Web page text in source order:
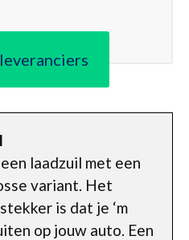
laadzuil met een
variant. Het
is dat je ‘m
op jouw auto. Een